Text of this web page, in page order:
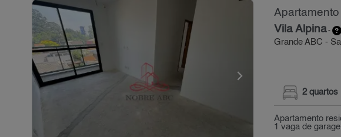
Vila Alpina-
Grande ABC -
2 quartos
Apartamento
1 vaga de